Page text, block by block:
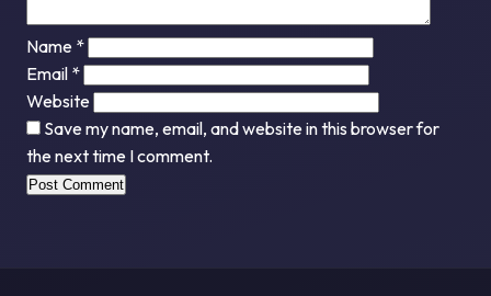
Name *
Email *
Website
Save my name, email, and website in this browser for
the next time I comment.